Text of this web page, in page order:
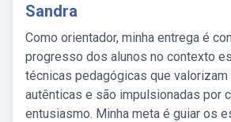
Sandra
Como orientador, minha entrega é
progresso dos alunos no contexto
técnicas pedagógicas que
autênticas e são impulsionadas por
entusiasmo. Minha meta é guiar os